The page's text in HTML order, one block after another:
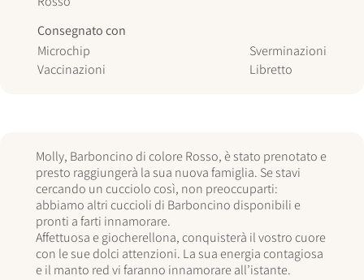
Consegnato con
Microchip
Vaccinazioni
Sverminazioni
Libretto
Molly, Barboncino di colore Rosso, è stato prenotato e
presto raggiungerà la sua nuova famiglia. Se stavi
cercando un cucciolo così, non preoccuparti:
abbiamo altri cuccioli di Barboncino disponibili e
pronti a farti innamorare.
Affettuosa e giocherellona, conquisterà il vostro cuore
con le sue dolci attenzioni. La sua energia contagiosa
e il manto red vi faranno innamorare all’istante.